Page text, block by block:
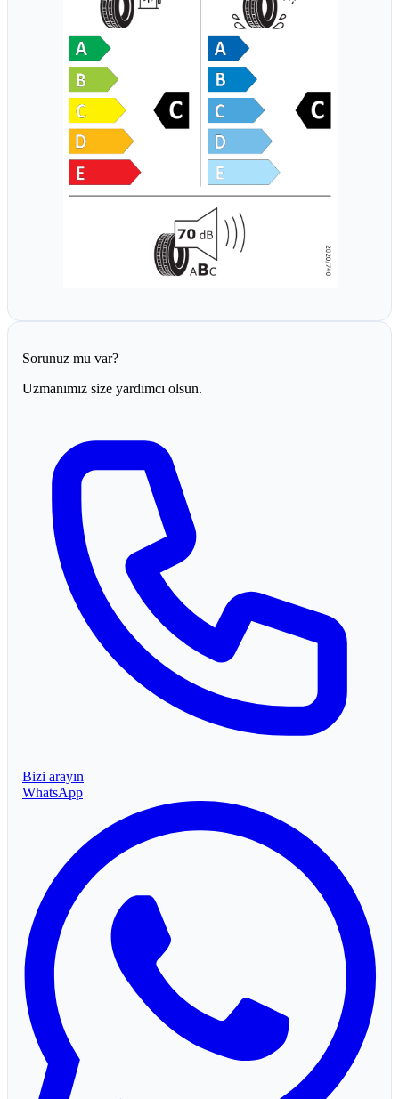
Sorunuz mu var?
Uzmanımız size yardımcı olsun.
Bizi arayın
WhatsApp